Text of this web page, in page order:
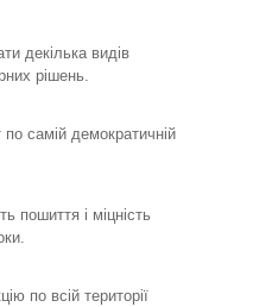
декілька видів
рішень.
самій демократичній
пошиття і міцність
по всій території